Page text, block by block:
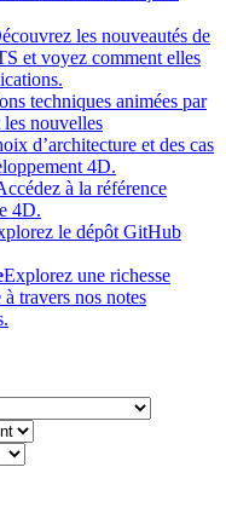
les nouveautés de
et voyez comment elles
techniques animées par
nouvelles
d’architecture et des cas
4D.
à la référence
4D.
le dépôt GitHub
Explorez une richesse
travers nos notes